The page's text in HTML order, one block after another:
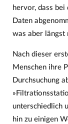
hervor, dass
Daten
was aber längst
Nach dieser
Menschen ihre
Durchsuchung
unterschiedlich
hin zu einigen